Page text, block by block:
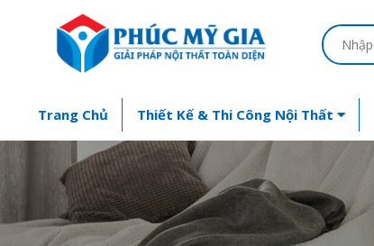
Trang Chủ Thiết Kế & Thi Công Nội Thất